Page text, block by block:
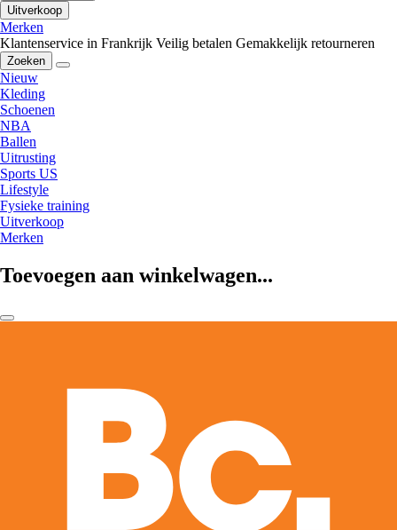
Uitverkoop
Merken
Klantenservice in Frankrijk Veilig betalen Gemakkelijk retourneren
Zoeken
Nieuw
Kleding
Schoenen
NBA
Ballen
Uitrusting
Sports US
Lifestyle
Fysieke training
Uitverkoop
Merken
Toevoegen aan winkelwagen...